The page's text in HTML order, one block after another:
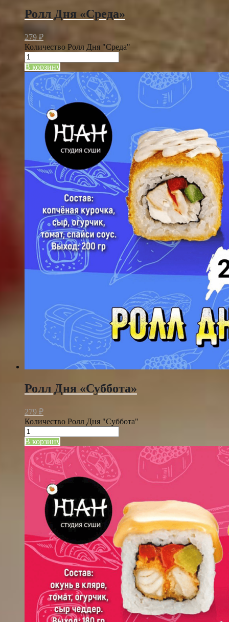
Ролл Дня «Среда»
279 ₽
Количество Ролл Дня "Среда"
В корзину
Ролл Дня «Суббота»
279 ₽
Количество Ролл Дня "Суббота"
В корзину